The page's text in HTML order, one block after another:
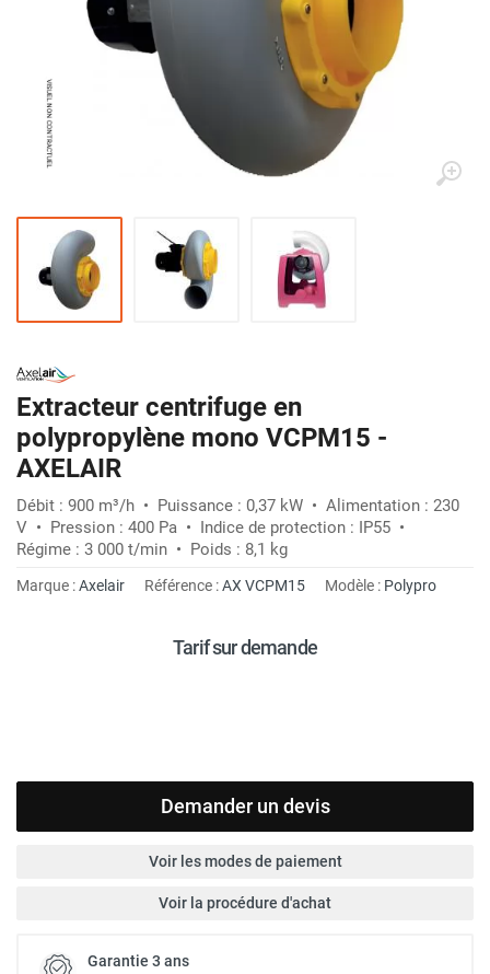
Extracteur centrifuge en
polypropylène mono VCPM15 -
AXELAIR
Débit : 900 m³/h • Puissance : 0,37 kW • Alimentation : 230
V • Pression : 400 Pa • Indice de protection : IP55 •
Régime : 3 000 t/min • Poids : 8,1 kg
Marque :Axelair Référence :AX VCPM15 Modèle : Polypro
Tarif sur demande
Demander un devis
Voir les modes de paiement
Voir la procédure d'achat
Garantie 3 ans